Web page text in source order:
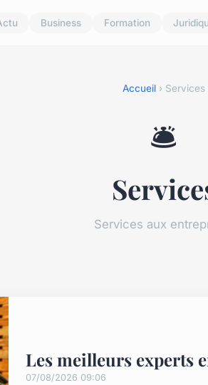
Business Formation
Accueil › Services
🛎️
Services aux
Les meilleurs experts
07/08/2026 09:06